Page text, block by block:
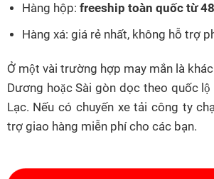
Hàng hộp: freeship toàn quốc từ
Hàng xá: giá rẻ nhất, không hỗ trợ
Ở một vài trường hợp may mắn là
Dương hoặc Sài gòn dọc theo quốc
Lạc. Nếu có chuyến xe tải công ty
trợ giao hàng miễn phí cho các bạn.